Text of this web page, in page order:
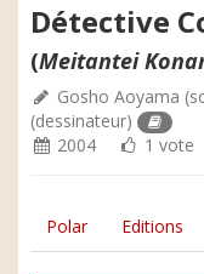
Détective
(Meitantei
Gosho Aoyama
(dessinateur)
2004
1 vote
Polar Editions